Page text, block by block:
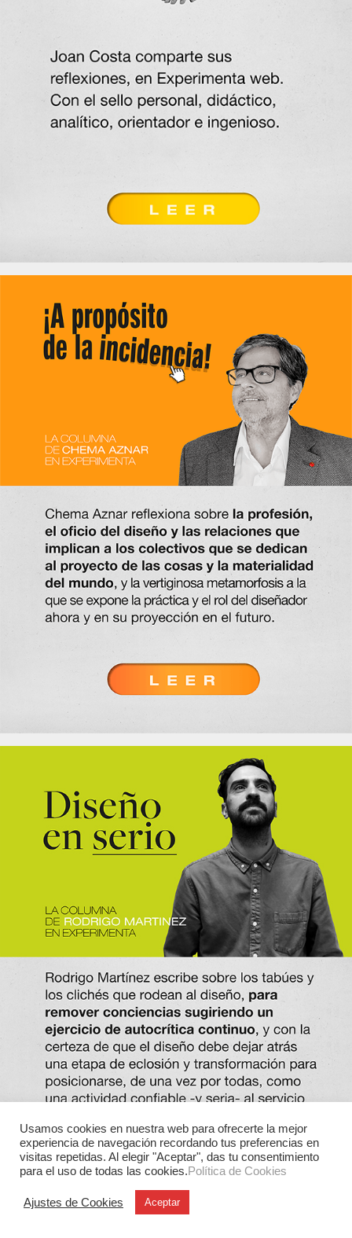
Usamos cookies en nuestra web para ofrecerte la mejor
experiencia de navegación recordando tus preferencias en
visitas repetidas. Al elegir "Aceptar", das tu consentimiento
para el uso de todas las cookies.Política de Cookies
Ajustes de Cookies Aceptar